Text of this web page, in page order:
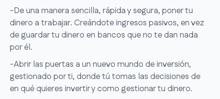
-De una manera sencilla, rápida y segura, poner tu
dinero a trabajar. Creándote ingresos pasivos, en vez
de guardar tu dinero en bancos que no te dan nada
por él.
-Abrir las puertas a un nuevo mundo de inversión,
gestionado por ti, donde tú tomas las decisiones de
en qué quieres invertir y como gestionar tu dinero.